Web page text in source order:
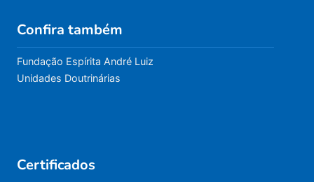
Confira também
Fundação Espírita André Luiz
Unidades Doutrinárias
Certificados